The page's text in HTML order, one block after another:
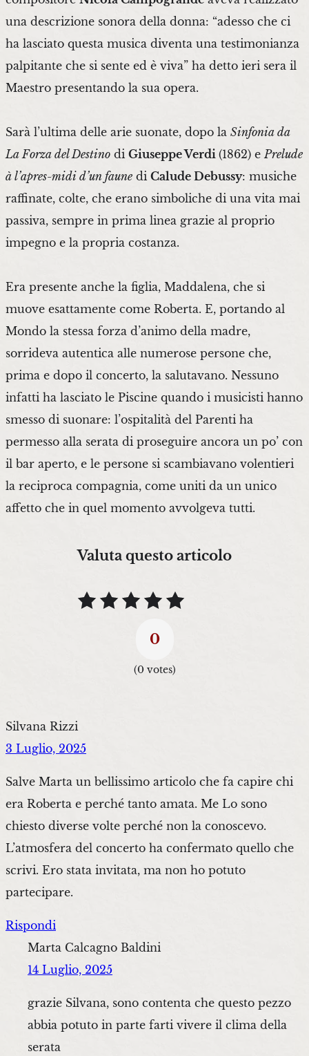
una descrizione sonora della donna: “adesso che ci
ha lasciato questa musica diventa una testimonianza
palpitante che si sente ed è viva” ha detto ieri sera il
Maestro presentando la sua opera.
Sarà l’ultima delle arie suonate, dopo la Sinfonia da
La Forza del Destino di Giuseppe Verdi (1862) e Prelude
à l’apres-midi d’un faune di Calude Debussy: musiche
raffinate, colte, che erano simboliche di una vita mai
passiva, sempre in prima linea grazie al proprio
impegno e la propria costanza.
Era presente anche la figlia, Maddalena, che si
muove esattamente come Roberta. E, portando al
Mondo la stessa forza d’animo della madre,
sorrideva autentica alle numerose persone che,
prima e dopo il concerto, la salutavano. Nessuno
infatti ha lasciato le Piscine quando i musicisti hanno
smesso di suonare: l’ospitalità del Parenti ha
permesso alla serata di proseguire ancora un po’ con
il bar aperto, e le persone si scambiavano volentieri
la reciproca compagnia, come uniti da un unico
affetto che in quel momento avvolgeva tutti.
Valuta questo articolo
0
(0votes)
Silvana Rizzi
3 Luglio, 2025
Salve Marta un bellissimo articolo che fa capire chi
era Roberta e perché tanto amata. Me Lo sono
chiesto diverse volte perché non la conoscevo.
L’atmosfera del concerto ha confermato quello che
scrivi. Ero stata invitata, ma non ho potuto
partecipare.
Rispondi
Marta Calcagno Baldini
14 Luglio, 2025
grazie Silvana, sono contenta che questo pezzo
abbia potuto in parte farti vivere il clima della
serata